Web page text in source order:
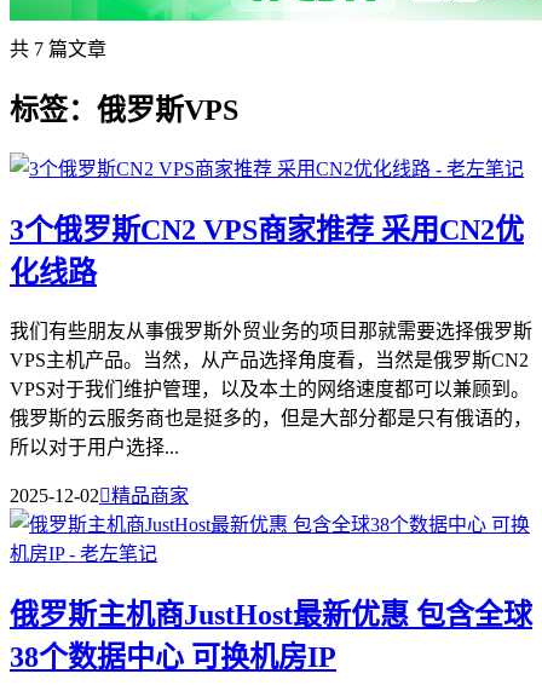
共 7 篇文章
标签：俄罗斯VPS
3个俄罗斯CN2 VPS商家推荐 采用CN2优
化线路
我们有些朋友从事俄罗斯外贸业务的项目那就需要选择俄罗斯
VPS主机产品。当然，从产品选择角度看，当然是俄罗斯CN2
VPS对于我们维护管理，以及本土的网络速度都可以兼顾到。
俄罗斯的云服务商也是挺多的，但是大部分都是只有俄语的，
所以对于用户选择...
2025-12-02精品商家
俄罗斯主机商JustHost最新优惠 包含全球
38个数据中心 可换机房IP